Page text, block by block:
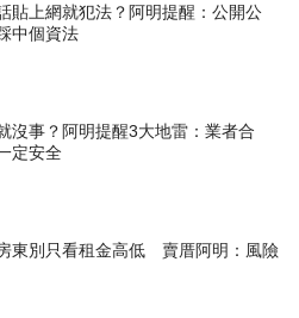
貼上網就犯法？阿明提醒：公開公
中個資法
沒事？阿明提醒3大地雷：業者合
定安全
東別只看租金高低 賣厝阿明：風險